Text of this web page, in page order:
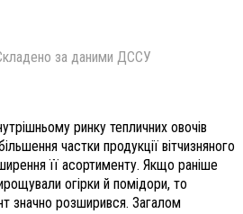
за даними ДССУ
ринку тепличних овочів
частки продукції вітчизняного
її асортименту. Якщо раніше
огірки й помідори, то
значно розширився. Загалом